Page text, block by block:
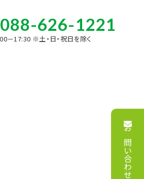
088-626-1221
－17:30 ※土・日・祝日を除く
お問い合わせ